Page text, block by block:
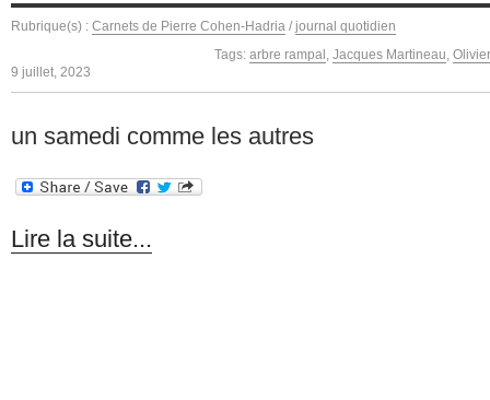
Rubrique(s) : Carnets de Pierre Cohen-Hadria / journal quotidien
Tags: arbre rampal , Jacques Martineau,
9 juillet, 2023
un samedi comme les autres
Lire la suite...